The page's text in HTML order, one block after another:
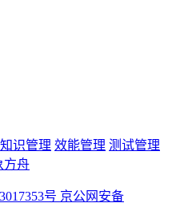
知识管理 效能管理 测试管理
方舟
号 京公网安备